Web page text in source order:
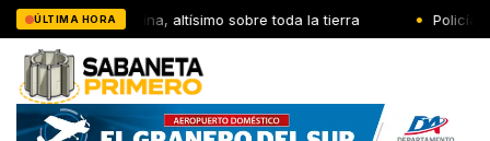
Saltar
al
contenido
ÚLTIMA HORA
El Señor reina, altísimo sobre toda la tierra Policía